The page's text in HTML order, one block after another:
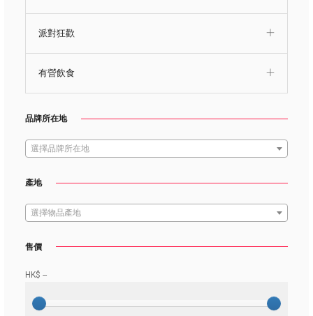
派對狂歡
有營飲食
品牌所在地
選擇品牌所在地
產地
選擇物品產地
售價
HK$ --